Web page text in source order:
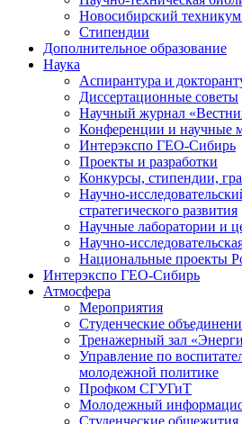
Новосибирский
Стипендии
Дополнительное образование
Наука
Аспирантура и
Диссертационные советы
Научный журнал
Конференции и научные
Интерэкспо ГЕО-Сибирь
Проекты и разработки
Конкурсы, стипендии,
Научно-
стратегического развития
Научные лаборатории и
Научно-
Национальные проекты
Интерэкспо ГЕО-Сибирь
Атмосфера
Мероприятия
Студенческие
Тренажерный зал
Управление по
молодежной политике
Профком СГУГиТ
Молодежный
Студенческие общежития